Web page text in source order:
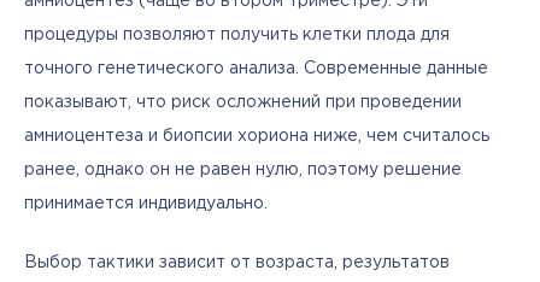
процедуры позволяют получить клетки плода для
точного генетического анализа. Современные данные
показывают, что риск осложнений при проведении
амниоцентеза и биопсии хориона ниже, чем считалось
ранее, однако он не равен нулю, поэтому решение
принимается индивидуально.
Выбор тактики зависит от возраста, результатов